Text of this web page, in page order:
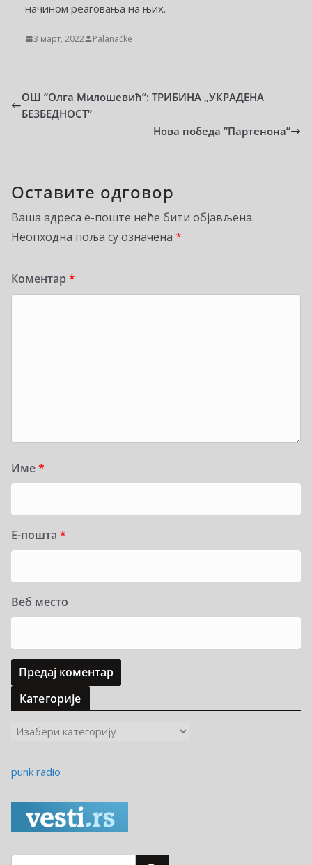
начином реаговања на њих.
3 март, 2022 Palanačke
ОШ ”Олга Милошевић”: ТРИБИНА „УКРАДЕНА
БЕЗБЕДНОСТ“
Нова победа ”Партенона”
Оставите одговор
Ваша адреса е-поште неће бити објављена.
Неопходна поља су означена *
Коментар *
Име*
Е-пошта *
Веб место
Категорије
е
р
punk radio